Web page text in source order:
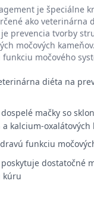
je špeciálne
ako veterinárna
prevencia tvorby
močových
močového
diéta na
mačky so
kalcium-oxalátových
funkciu
dostatočné
kúru